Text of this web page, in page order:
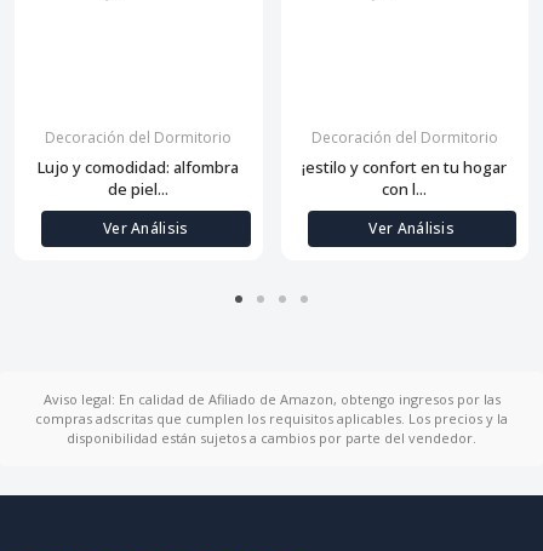
Decoración del Dormitorio
Lujo y comodidad: alfombra
de piel...
Ver Análisis
Decoración del Dormitorio
¡estilo y confort en tu hogar
con l...
Ver Análisis
Aviso legal: En calidad de Afiliado de Amazon, obtengo ingresos por las
compras adscritas que cumplen los requisitos aplicables. Los precios y la
disponibilidad están sujetos a cambios por parte del vendedor.